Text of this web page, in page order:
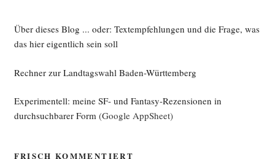
Über dieses Blog ... oder: Textempfehlungen und die Frage, was
das hier eigentlich sein soll
Rechner zur Landtagswahl Baden-Württemberg
Experimentell: meine SF- und Fantasy-Rezensionen in
durchsuchbarer Form(Google AppSheet)
FRISCH KOMMENTIERT